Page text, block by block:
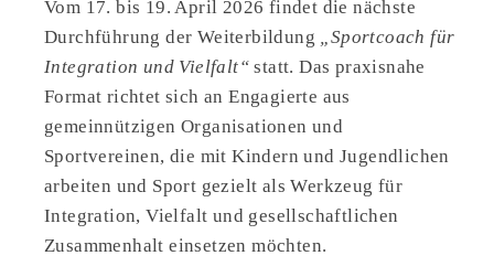
Vom 17. bis 19. April 2026 findet die nächste
Durchführung der Weiterbildung „Sportcoach für
Integration und Vielfalt“ statt. Das praxisnahe
Format richtet sich an Engagierte aus
gemeinnützigen Organisationen und
Sportvereinen, die mit Kindern und Jugendlichen
arbeiten und Sport gezielt als Werkzeug für
Integration, Vielfalt und gesellschaftlichen
Zusammenhalt einsetzen möchten.